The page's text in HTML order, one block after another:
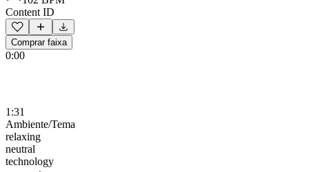
Content ID
Comprar faixa
0:00
1:31
Ambiente/Tema
relaxing
neutral
technology